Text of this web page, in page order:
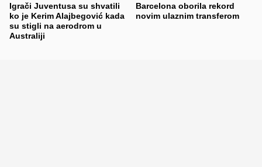
Igrači Juventusa su shvatili
ko je Kerim Alajbegović kada
su stigli na aerodrom u
Australiji
Barcelona oborila rekord
novim ulaznim transferom